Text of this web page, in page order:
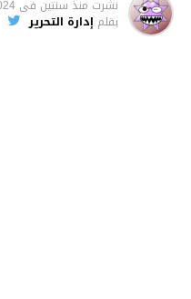
نشرت منذ سنتين فى
بقلم إدارة التحرير